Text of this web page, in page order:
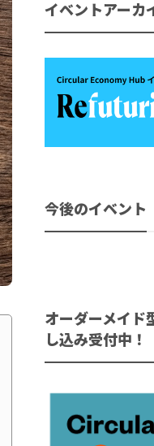
イベントアーカ
今後のイベント
オーダーメイド
し込み受付中！